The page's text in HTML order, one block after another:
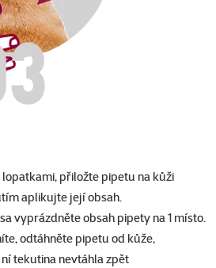
lopatkami, přiložte pipetu na kůži
aplikujte její obsah.
vyprázdněte obsah pipety na 1 místo.
odtáhněte pipetu od kůže,
tekutina nevtáhla zpět